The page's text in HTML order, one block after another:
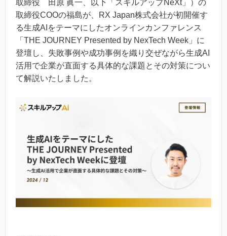
取締役 田原 眞一、以下「スキルアップNeXt」）の
取締役COOの福島が、RX Japan株式会社が初開催す
る生成AIをテーマにしたオンラインカンファレンス
「THE JOURNEY Presented by NexTech Week」に
登壇し、失敗事例や成功事例を織り交ぜながら生成AI
活用で企業が直面する具体的な課題とその対策につい
て解説いたしました。